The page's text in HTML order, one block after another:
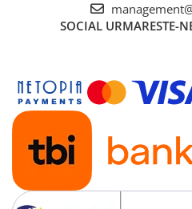
SOCIAL URMARESTE-